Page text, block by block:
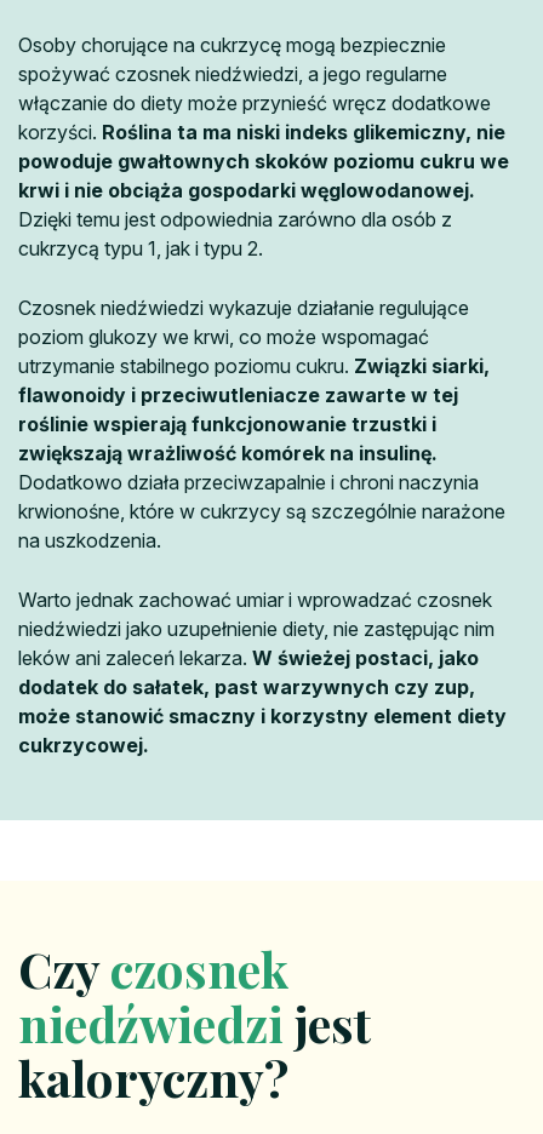
Osoby chorujące na cukrzycę mogą bezpiecznie
spożywać czosnek niedźwiedzi, a jego regularne
włączanie do diety może przynieść wręcz dodatkowe
korzyści. Roślina ta ma niski indeks glikemiczny, nie
powoduje gwałtownych skoków poziomu cukru we
krwi i nie obciąża gospodarki węglowodanowej.
Dzięki temu jest odpowiednia zarówno dla osób z
cukrzycą typu 1, jak i typu 2.
Czosnek niedźwiedzi wykazuje działanie regulujące
poziom glukozy we krwi, co może wspomagać
utrzymanie stabilnego poziomu cukru. Związki siarki,
flawonoidy i przeciwutleniacze zawarte w tej
roślinie wspierają funkcjonowanie trzustki i
zwiększają wrażliwość komórek na insulinę.
Dodatkowo działa przeciwzapalnie i chroni naczynia
krwionośne, które w cukrzycy są szczególnie narażone
na uszkodzenia.
Warto jednak zachować umiar i wprowadzać czosnek
niedźwiedzi jako uzupełnienie diety, nie zastępując nim
leków ani zaleceń lekarza. W świeżej postaci, jako
dodatek do sałatek, past warzywnych czy zup,
może stanowić smaczny i korzystny element diety
cukrzycowej.
Czyczosnek
niedźwiedzi jest
kaloryczny?